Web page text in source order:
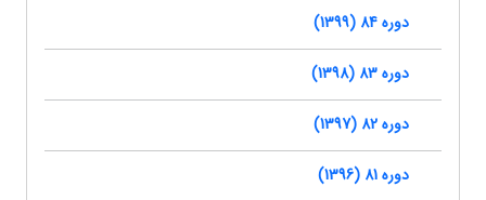
دوره 84 (1399)
دوره 83 (1398)
دوره 82 (1397)
دوره 81 (1396)